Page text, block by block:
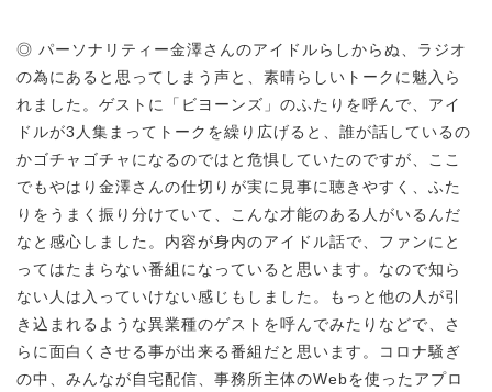
◎ パーソナリティー金澤さんのアイドルらしからぬ、ラジオ
の為にあると思ってしまう声と、素晴らしいトークに魅入ら
れました。ゲストに「ビヨーンズ」のふたりを呼んで、アイ
ドルが3人集まってトークを繰り広げると、誰が話しているの
かゴチャゴチャになるのではと危惧していたのですが、ここ
でもやはり金澤さんの仕切りが実に見事に聴きやすく、ふた
りをうまく振り分けていて、こんな才能のある人がいるんだ
なと感心しました。内容が身内のアイドル話で、ファンにと
ってはたまらない番組になっていると思います。なので知ら
ない人は入っていけない感じもしました。もっと他の人が引
き込まれるような異業種のゲストを呼んでみたりなどで、さ
らに面白くさせる事が出来る番組だと思います。コロナ騒ぎ
の中、みんなが自宅配信、事務所主体のWebを使ったアプロ